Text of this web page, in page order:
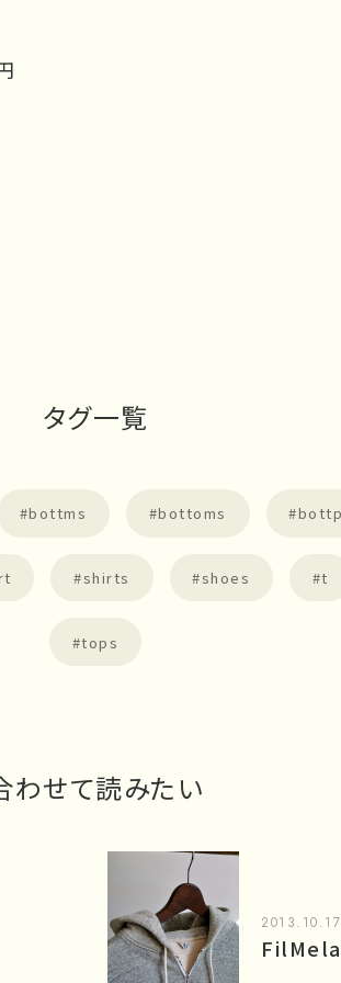
タグ一覧
bottms bottoms
shirts shoes t
tops
わせて読みたい
2013.10.17